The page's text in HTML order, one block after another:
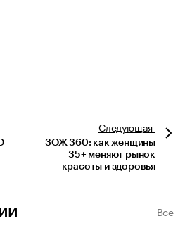
Следующая
ЗОЖ 360: как женщины
35+ меняют рынок
красоты и здоровья
Все